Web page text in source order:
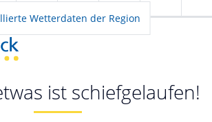
Wetterdaten der Region
ist schiefgelaufen!